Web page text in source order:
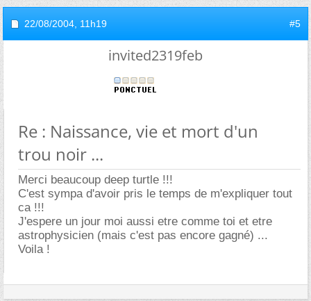
22/08/2004, 11h19 #5
invited2319feb
Re : Naissance, vie et mort d'un
trou noir ...
Merci beaucoup deep turtle !!!
C'est sympa d'avoir pris le temps de m'expliquer tout
ca !!!
J'espere un jour moi aussi etre comme toi et etre
astrophysicien (mais c'est pas encore gagné) ...
Voila !